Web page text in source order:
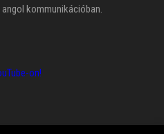
kommunikációban.
on!